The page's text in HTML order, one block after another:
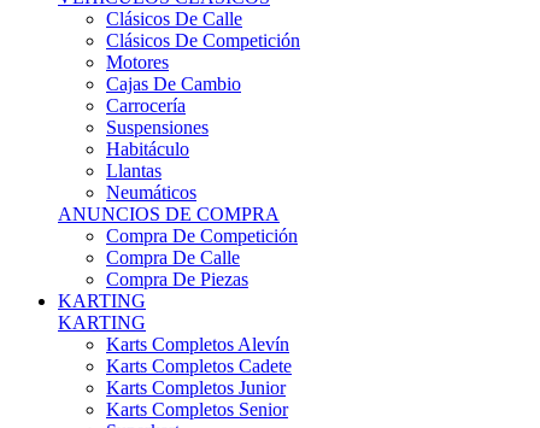
Clásicos De Competición
Motores
Cajas De Cambio
Carrocería
Suspensiones
Habitáculo
Llantas
Neumáticos
ANUNCIOS DE COMPRA
Compra De Competición
Compra De Calle
Compra De Piezas
KARTING
KARTING
Karts Completos Alevín
Karts Completos Cadete
Karts Completos Junior
Karts Completos Senior
Superkart
Karts Completos Hobbye